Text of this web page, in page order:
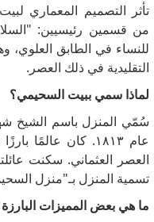
تأثر التصميم المعماري
من قسمين رئيسيين:
للنساء في الطابق العلوي،
التقليدية في ذلك العصر.
لماذا سمي ببيت السحيمي؟
سُمّي المنزل باسم الشيخ
عام ١٨١٣. كان
العصر العثماني. سكنت
تسمية المنزل بـ"منزل
ما هي بعض المميزات